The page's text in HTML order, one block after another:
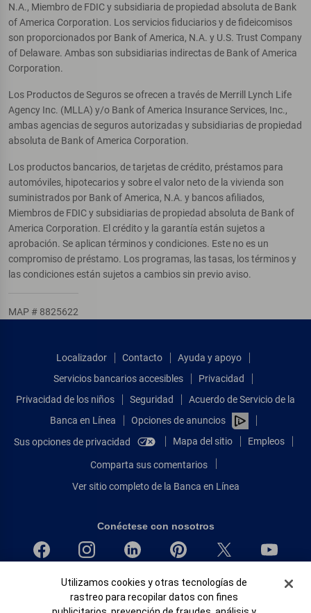
N.A., Miembro de FDIC y subsidiaria de propiedad absoluta de Bank
of America Corporation. Los servicios fiduciarios y de fideicomisos
son proporcionados por Bank of America, N.A. y U.S. Trust Company
of Delaware. Ambas son subsidiarias indirectas de Bank of America
Corporation.
Los Productos de Seguros se ofrecen a través de Merrill Lynch Life
Agency Inc. (MLLA) y/o Bank of America Insurance Services, Inc.,
ambas agencias de seguros autorizadas y subsidiarias de propiedad
absoluta de Bank of America Corporation.
Los productos bancarios, de tarjetas de crédito, préstamos para
automóviles, hipotecarios y sobre el valor neto de la vivienda son
suministrados por Bank of America, N.A. y bancos afiliados,
Miembros de FDIC y subsidiarias de propiedad absoluta de Bank of
America Corporation. El crédito y la garantía están sujetos a
aprobación. Se aplican términos y condiciones. Este no es un
compromiso de préstamo. Los programas, las tasas, los términos y
las condiciones están sujetos a cambios sin previo aviso.
MAP # 8825622
Localizador Contacto
Ayuda y apoyo
Servicios bancarios accesibles
Privacidad
Privacidad de los niños
Seguridad
Acuerdo de Servicio de la
Banca en Línea
Opciones de anuncios
Sus opciones de privacidad
Mapa del sitio Empleos
Comparta sus comentarios
Ver sitio completo de la Banca en Línea
Conéctese con nosotros
Bank of America, N.A. Miembro de FDIC.
Igualdad de oportunidades en préstamos para viviendas
Banner de Cookies
Utilizamos cookies y otras tecnologías de
rastreo para recopilar datos con fines